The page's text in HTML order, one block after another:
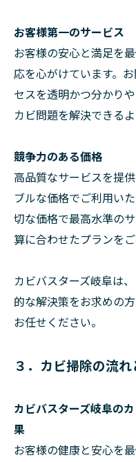
お客様第一のサービス
お客様の安心と満足を
応を心がけています。
セスを透明かつ分かり
カビ問題を解決できる
競争力のある価格
高品質なサービスを提
ブルな価格でご利用い
切な価格で最高水準の
算に合わせたプランをご
カビバスターズ岐阜は
的な解決策をお求めの
お任せください。
３．カビ掃除の流
カビバスターズ岐阜の
果
お客様の健康と安心を